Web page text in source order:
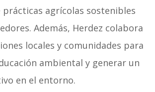
agrícolas sostenibles
Además, Herdez colabora
locales y comunidades para
ambiental y generar un
en el entorno.